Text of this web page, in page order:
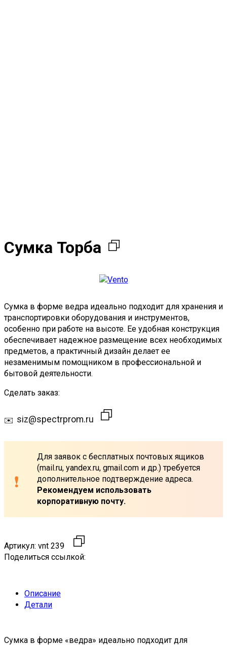
Сумка Торба
Сумка в форме ведра идеально подходит для хранения и
транспортировки оборудования и инструментов,
особенно при работе на высоте. Ее удобная конструкция
обеспечивает надежное размещение всех необходимых
предметов, а практичный дизайн делает ее
незаменимым помощником в профессиональной и
бытовой деятельности.
Сделать заказ:
siz@spectrprom.ru
Для заявок с бесплатных почтовых ящиков
(mail.ru, yandex.ru, gmail.com и др.) требуется
дополнительное подтверждение адреса.
Рекомендуем использовать
корпоративную почту.
Артикул: vnt 239
Поделиться ссылкой:
Описание
Детали
Сумка в форме «ведра» идеально подходит для